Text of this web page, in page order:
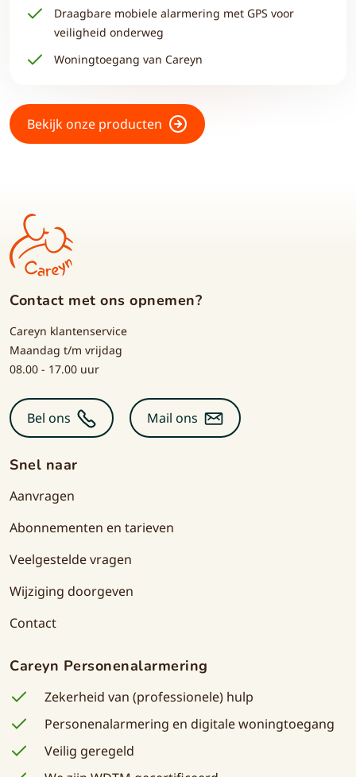
Draagbare mobiele alarmering met GPS voor
veiligheid onderweg
Woningtoegang van Careyn
Bekijk onze producten
Contact met ons opnemen?
Careyn klantenservice
Maandag t/m vrijdag
08.00 - 17.00 uur
Bel ons Mail ons
Snel naar
Aanvragen
Abonnementen en tarieven
Veelgestelde vragen
Wijziging doorgeven
Contact
Careyn Personenalarmering
Zekerheid van (professionele) hulp
Personenalarmering en digitale woningtoegang
Veilig geregeld